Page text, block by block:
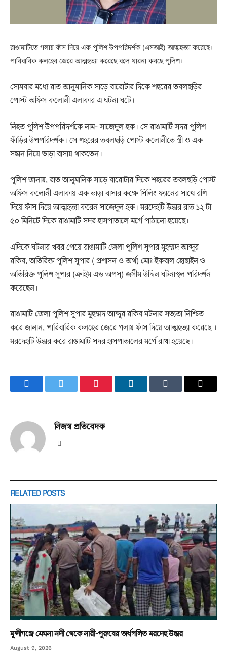
রাঙামাটিতে গলায় ফাঁস দিয়ে এক পুলিশ উপপরিদর্শক (এসআই) আত্মহত্যা করেছে।
পারিবারিক কলহের জেরে আত্মহত্যা করেছে বলে ধারনা করছে পুলিশ।
সোমবার মধ্যে রাত আনুমানিক সাড়ে বারোটার দিকে শহরের তবলছড়ির
পোস্ট অফিস কলোনী এলাকার এ ঘটনা ঘটে।
নিহত পুলিশ উপপরিদর্শকে নাম- সাজেদুল হক। সে রাঙামাটি সদর পুলিশ
ফাঁড়ির উপপরিদর্শক। সে শহরের তবলছড়ি পোস্ট কলোনীতে স্ত্রী ও এক
সন্তান নিয়ে ভাড়া বাসায় থাকতেন।
পুলিশ জানায়, রাত আনুমানিক সাড়ে বারোটার দিকে শহরের তবলছড়ি পোস্ট
অফিস কলোনী এলাকায় এক ভাড়া বাসার কক্ষে সিলিং ফ্যানের সাথে রশি
দিয়ে ফাঁস দিয়ে আত্মহত্যা করেন সাজেদুল হক। মরদেহটি উদ্ধার রাত ১২ টা
৫০ মিনিটে দিকে রাঙামাটি সদর হাসপাতালে মর্গে পাঠানো হয়েছে।
এদিকে ঘটনার খবর পেয়ে রাঙামাটি জেলা পুলিশ সুপার মুহম্মদ আব্দুর
রকিব, অতিরিক্ত পুলিশ সুপার ( প্রশাসন ও অর্থ) মোঃ ইকবাল হোছাইন ও
অতিরিক্ত পুলিশ সুপার (ক্রাইম এন্ড অপস্) জসীম উদ্দিন ঘটনাস্থল পরিদর্শন
করেছেন।
রাঙামাটি জেলা পুলিশ সুপার মুহম্মদ আব্দুর রকিব ঘটনার সত্যতা নিশ্চিত
করে জানান, পারিবারিক কলহের জেরে গলায় ফাঁস দিয়ে আত্মহত্যা করেছে ।
মরদেহটি উদ্ধার করে রাঙামাটি সদর হাসপাতালের মর্গে রাখা হয়েছে।
FacebookTwitter PinterestLinkedInTumblr Email
নিজস্ব প্রতিবেদক
RELATED POSTS
মুন্সীগঞ্জে মেঘনা নদী থেকে নারী-পুরুষের অর্ধগলিত মরদেহ উদ্ধার
August 9, 2026